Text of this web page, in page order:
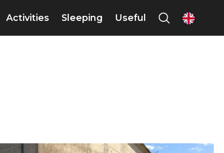
Activities Sleeping Useful en